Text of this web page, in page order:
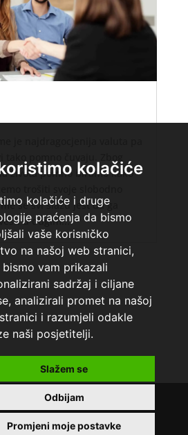
kolačiće
kolačiće i druge
praćenja da bismo
vaše korisničko
na našoj web stranici,
bismo vam prikazali
sadržaj i ciljane
analizirali promet na našoj
i razumjeli odakle
naši posjetitelji.
Slažem se
Odbijam
Promjeni moje postavke
je najdragocjenija valuta pa
tako pomno čuvaju. Zbog
života pomno biramo kako
trošiti svoje slobodno
se svi slažu jest da ga
u dugim...
utječe na cijene roba i usluga?
VAT number : 205391327, KD